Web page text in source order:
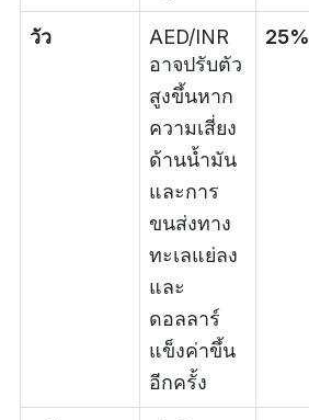
วัว
AED/INR
อาจปรับตัว
สูงขึ้นหาก
ความเสี่ยง
ด้านน้ำมัน
และการ
ขนส่งทาง
ทะเลแย่ลง
และ
ดอลลาร์
แข็งค่าขึ้น
อีกครั้ง
25%